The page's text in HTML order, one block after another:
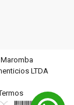
LTDA